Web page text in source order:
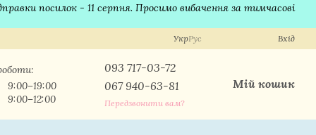
посилок - 11 серпня. Просимо вибачення за тимчасові
УкрРус Вхід
9:00–19:00
9:00–12:00
093 717-03-72
067 940-63-81
Передзвонити вам?
Мій кошик